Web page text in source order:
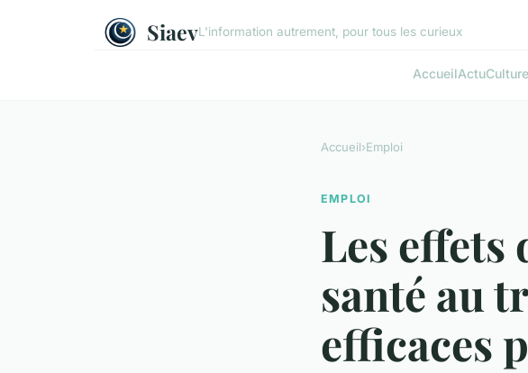
SiaevL'information autrement, pour tous les curieux
AccueilActuCulture
Accueil›Emploi
EMPLOI
Les effets
santé au
efficaces